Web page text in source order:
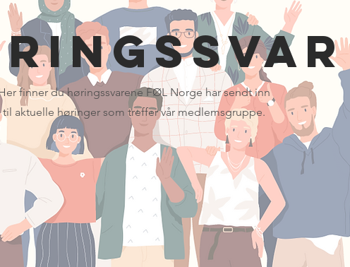
finner du høringssvarene FØL Norge har sendt inn
til aktuelle høringer som treffer vår medlemsgruppe.